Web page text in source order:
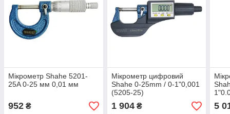
Мікрометр Shahe 5201-
25A 0-25 мм 0,01 мм
952 ₴
Мікрометр цифровий
Shahe 0-25mm / 0-1"0,001
(5205-25)
1 904₴ 5